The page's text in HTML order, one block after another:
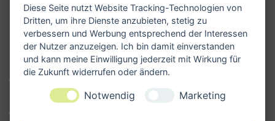
Beratungswunsch meldet euch gerne.
KONTAKT
Yogamanufaktur - Andreas Kunze
Erbsengäßchen 4
91541 Rothenburg ob der Tauber
Diese Seite nutzt Website Tracking-Technologien von
Dritten, um ihre Dienste anzubieten, stetig zu
verbessern und Werbung entsprechend der Interessen
der Nutzer anzuzeigen. Ich bin damit einverstanden
und kann meine Einwilligung jederzeit mit Wirkung für
die Zukunft widerrufen oder ändern.
Notwendig Marketing